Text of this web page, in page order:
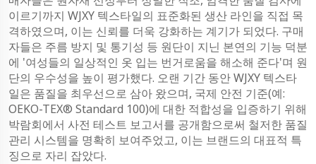
이르기까지 WJXY 텍스타일의 표준화된 생산 라인을 직접 목
격하였으며, 이는 신뢰를 더욱 강화하는 계기가 되었다. 구매
자들은 주름 방지 및 통기성 등 원단이 지닌 본연의 기능 덕분
에 '여성들의 일상적인 옷 입는 번거로움을 해소해 준다'며 원
단의 우수성을 높이 평가했다. 오랜 기간 동안 WJXY 텍스타
일은 품질을 최우선으로 삼아 왔으며, 국제 안전 기준(예:
OEKO-TEX® Standard 100)에 대한 적합성을 입증하기 위해
박람회에서 사전 테스트 보고서를 공개함으로써 철저한 품질
관리 시스템을 명확히 보여주었고, 이는 브랜드의 대표적 특
징으로 자리 잡았다.